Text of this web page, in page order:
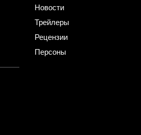
Новости
Трейлеры
Рецензии
Персоны